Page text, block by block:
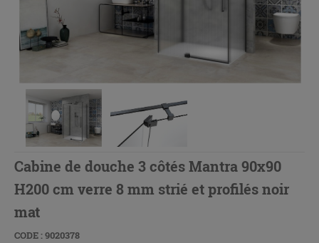
Cabine de douche 3 côtés Mantra 90x90
H200 cm verre 8 mm strié et profilés noir
mat
CODE : 9020378